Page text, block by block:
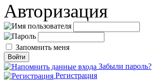
Авторизация
Запомнить меня
Забыли пароль?
Регистрация